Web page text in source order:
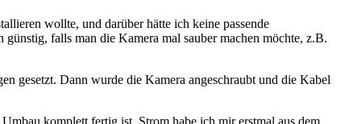
wollte, und darüber hätte ich keine passende
falls man die Kamera mal sauber machen möchte, z.B.
gesetzt. Dann wurde die Kamera angeschraubt und die Kabel
komplett fertig ist. Strom habe ich mir erstmal aus dem